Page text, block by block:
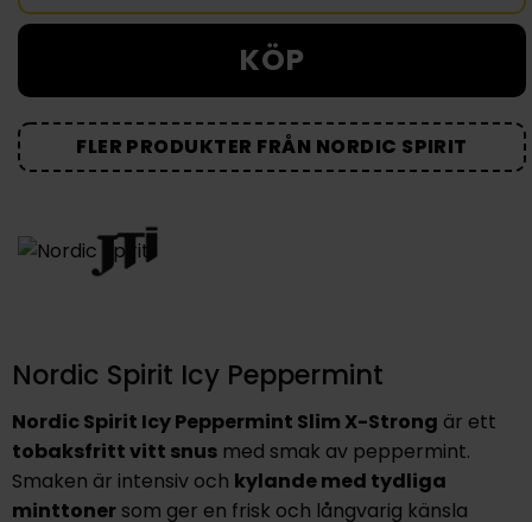
KÖP
FLER PRODUKTER FRÅN NORDIC SPIRIT
Nordic Spirit Icy Peppermint
Nordic Spirit Icy Peppermint Slim X-Strong är ett
tobaksfritt vitt snusmed smak av peppermint.
Smaken är intensiv och kylande med tydliga
minttonersom ger en frisk och långvarig känsla